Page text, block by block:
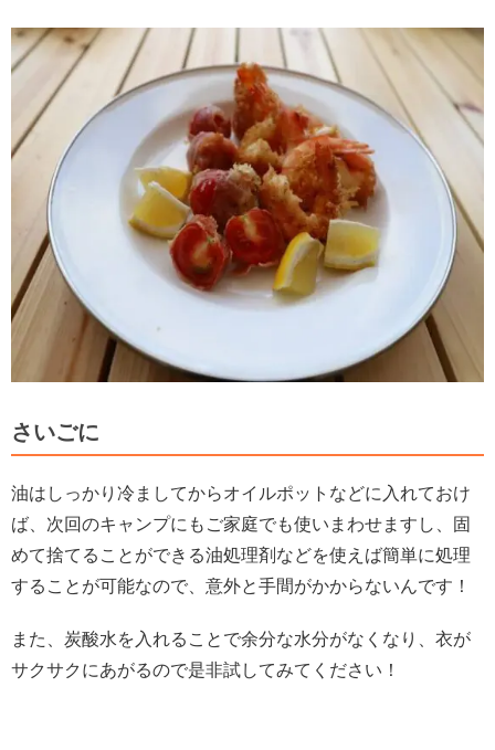
さいごに
油はしっかり冷ましてからオイルポットなどに入れておけ
ば、次回のキャンプにもご家庭でも使いまわせますし、固
めて捨てることができる油処理剤などを使えば簡単に処理
することが可能なので、意外と手間がかからないんです！
また、炭酸水を入れることで余分な水分がなくなり、衣が
サクサクにあがるので是非試してみてください！